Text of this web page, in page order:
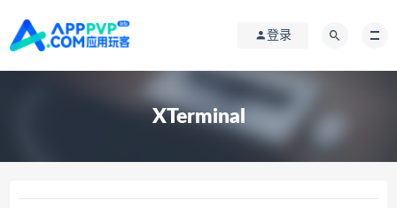
登录
XTerminal